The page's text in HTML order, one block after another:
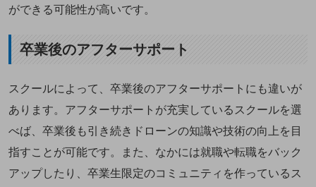
ができる可能性が高いです。
卒業後のアフターサポート
スクールによって、卒業後のアフターサポートにも違いが
あります。アフターサポートが充実しているスクールを選
べば、卒業後も引き続きドローンの知識や技術の向上を目
指すことが可能です。また、なかには就職や転職をバック
アップしたり、卒業生限定のコミュニティを作っているス